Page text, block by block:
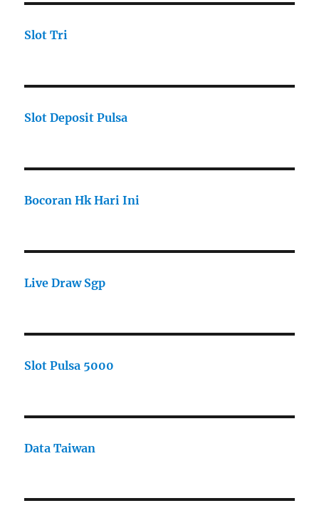
Slot Tri
Slot Deposit Pulsa
Bocoran Hk Hari Ini
Live Draw Sgp
Slot Pulsa 5000
Data Taiwan